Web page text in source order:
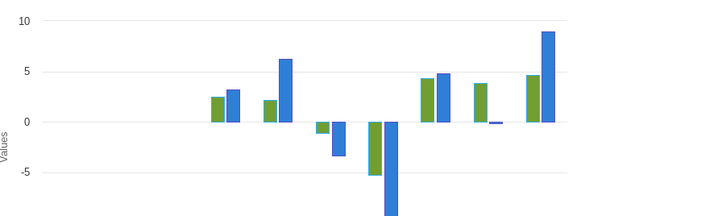
chart with 2 data series.
Values
-5
0
5
10